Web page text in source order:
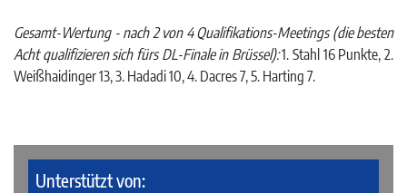
Gesamt-Wertung - nach 2 von 4 Qualifikations-Meetings (die besten
Acht qualifizieren sich fürs DL-Finale in Brüssel):1. Stahl 16 Punkte, 2.
Weißhaidinger 13, 3. Hadadi 10, 4. Dacres 7, 5. Harting 7.
Unterstützt von: